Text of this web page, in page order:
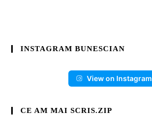
INSTAGRAM BUNESCIAN
View on Instagram
CE AM MAI SCRIS.ZIP